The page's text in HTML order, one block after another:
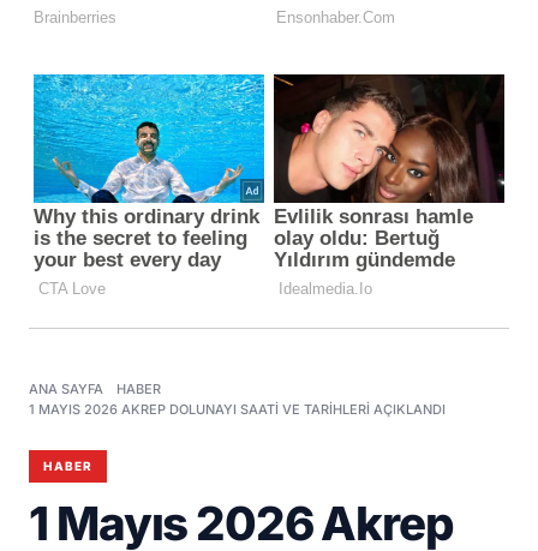
ANA SAYFA
HABER
1 MAYIS 2026 AKREP DOLUNAYI SAATI VE TARIHLERI AÇIKLANDI
HABER
1 Mayıs 2026 Akrep